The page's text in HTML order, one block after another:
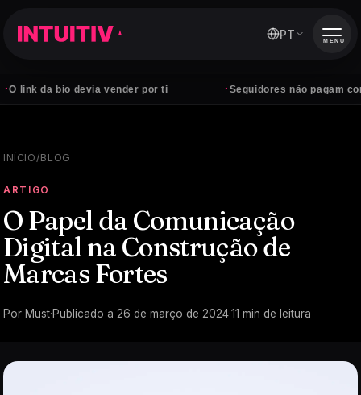
bio devia vender por ti Seguidores não pagam contas —
PT MENU
INÍCIO/BLOG
ARTIGO
O Papel da Comunicação
Digital na Construção de
Marcas Fortes
Por Must·Publicado a 26 de março de 2024·11 min de leitura